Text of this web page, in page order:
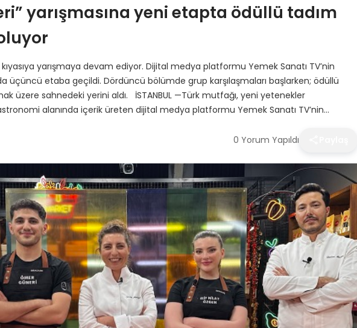
yarışmasına yeni etapta ödüllü tadım
yarışmaya devam ediyor. Dijital medya platformu Yemek Sanatı TV’nin
üçüncü etaba geçildi. Dördüncü bölümde grup karşılaşmaları başlarken; ödüllü
üzere sahnedeki yerini aldı. İSTANBUL —Türk mutfağı, yeni yetenekler
alanında içerik üreten dijital medya platformu Yemek Sanatı TV’nin…
0 Yorum Yapıldı